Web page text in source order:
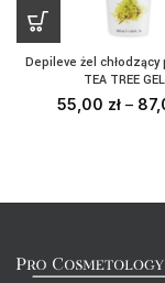
Depileve żel
TEA TREE
55,00 zł –